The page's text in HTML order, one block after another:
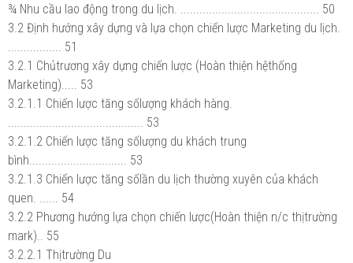
¾ Nhu cầu lao động trong du lịch. ............................................ 50
3.2 Định hướng xây dựng và lựa chọn chiến lược Marketing du lịch.
................. 51
3.2.1 Chủtrương xây dựng chiến lược (Hoàn thiện hệthống
Marketing)..... 53
3.2.1.1 Chiến lược tăng sốlượng khách hàng.
........................................... 53
3.2.1.2 Chiến lược tăng sốlượng du khách trung
bình............................... 53
3.2.1.3 Chiến lược tăng sốlần du lịch thường xuyên của khách
quen. ...... 54
3.2.2 Phương hướng lựa chọn chiến lược(Hoàn thiện n/c thịtrường
mark).. 55
3.2.2.1 Thịtrường Du